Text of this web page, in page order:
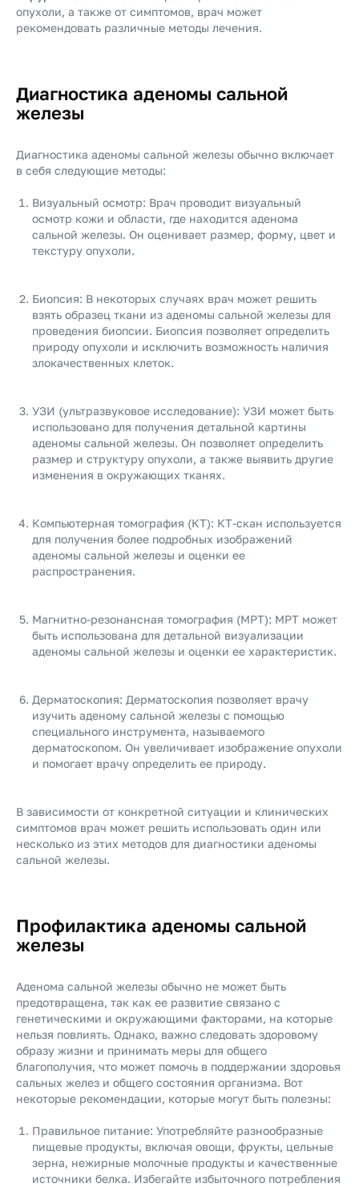
опухоли, а также от симптомов, врач может
рекомендовать различные методы лечения.
Диагностика аденомы сальной
железы
Диагностика аденомы сальной железы обычно включает
в себя следующие методы:
Визуальный осмотр: Врач проводит визуальный
осмотр кожи и области, где находится аденома
сальной железы. Он оценивает размер, форму, цвет и
текстуру опухоли.
Биопсия: В некоторых случаях врач может решить
взять образец ткани из аденомы сальной железы для
проведения биопсии. Биопсия позволяет определить
природу опухоли и исключить возможность наличия
злокачественных клеток.
УЗИ (ультразвуковое исследование): УЗИ может быть
использовано для получения детальной картины
аденомы сальной железы. Он позволяет определить
размер и структуру опухоли, а также выявить другие
изменения в окружающих тканях.
Компьютерная томография (КТ): КТ-скан используется
для получения более подробных изображений
аденомы сальной железы и оценки ее
распространения.
Магнитно-резонансная томография (МРТ): МРТ может
быть использована для детальной визуализации
аденомы сальной железы и оценки ее характеристик.
Дерматоскопия: Дерматоскопия позволяет врачу
изучить аденому сальной железы с помощью
специального инструмента, называемого
дерматоскопом. Он увеличивает изображение опухоли
и помогает врачу определить ее природу.
В зависимости от конкретной ситуации и клинических
симптомов врач может решить использовать один или
несколько из этих методов для диагностики аденомы
сальной железы.
Профилактика аденомы сальной
железы
Аденома сальной железы обычно не может быть
предотвращена, так как ее развитие связано с
генетическими и окружающими факторами, на которые
нельзя повлиять. Однако, важно следовать здоровому
образу жизни и принимать меры для общего
благополучия, что может помочь в поддержании здоровья
сальных желез и общего состояния организма. Вот
некоторые рекомендации, которые могут быть полезны:
Правильное питание: Употребляйте разнообразные
пищевые продукты, включая овощи, фрукты, цельные
зерна, нежирные молочные продукты и качественные
источники белка. Избегайте избыточного потребления